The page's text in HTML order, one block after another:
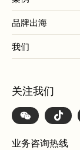
品牌出海
我们
关注我们
业务咨询热线